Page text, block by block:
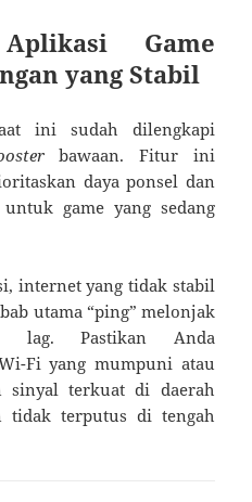
Game
yang Stabil
ini sudah dilengkapi
bawaan. Fitur ini
daya ponsel dan
game yang sedang
internet yang tidak stabil
utama “ping” melonjak
lag. Pastikan Anda
Fi yang mumpuni atau
sinyal terkuat di daerah
tidak terputus di tengah